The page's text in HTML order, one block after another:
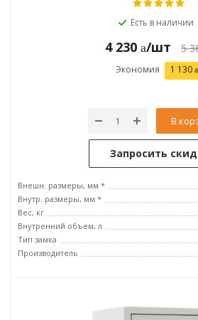
Есть в наличии
4 230 /шт 5
Экономия 1 130
В
Запросить
Внешн. размеры, мм *
Внутр. размеры, мм *
Вес, кг
Внутренний объем, л
Тип замка
Производитель